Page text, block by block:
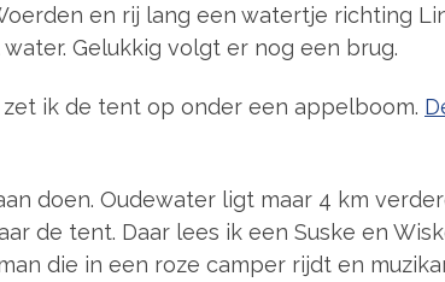
en rij lang een watertje richting
Gelukkig volgt er nog een brug.
ik de tent op onder een appelboom.
doen. Oudewater ligt maar 4 km
de tent. Daar lees ik een Suske en
die in een roze camper rijdt en